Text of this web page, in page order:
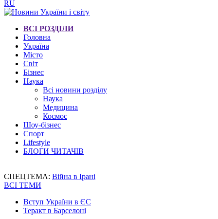
RU
ВСІ РОЗДІЛИ
Головна
Україна
Місто
Світ
Бізнес
Наука
Всі новини розділу
Наука
Медицина
Космос
Шоу-бізнес
Спорт
Lifestyle
БЛОГИ ЧИТАЧІВ
СПЕЦТЕМА: Війна в Ірані
ВСІ ТЕМИ
Вступ України в ЄС
Теракт в Барселоні